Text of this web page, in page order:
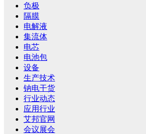
负极
隔膜
电解液
集流体
电芯
电池包
设备
生产技术
钠电干货
行业动态
应用行业
艾邦官网
会议展会